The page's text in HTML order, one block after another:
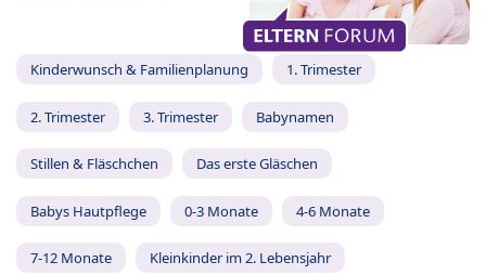
Kinderwunsch & Familienplanung 1. Trimester
2. Trimester 3. Trimester Babynamen
Stillen & Fläschchen Das erste Gläschen
Babys Hautpflege 0-3 Monate 4-6 Monate
7-12 Monate Kleinkinder im 2. Lebensjahr